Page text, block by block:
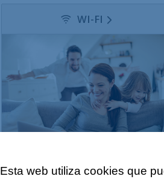
Esta web utiliza cookies que
WI-FI